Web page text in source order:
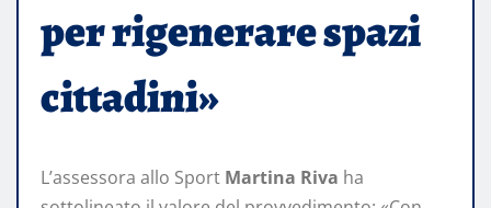
per rigenerare spazi
cittadini»
L’assessora allo Sport Martina Riva ha